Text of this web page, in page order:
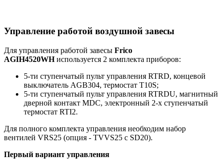
Управление работой воздушной завесы
Для управления работой завесы Frico
AGIH4520WHиспользуется 2 комплекта приборов:
5-ти ступенчатый пульт управления RTRD, концевой
выключатель AGB304, термостат T10S;
5-ти ступенчатый пульт управления RTRDU, магнитный
дверной контакт MDC, электронный 2-х ступенчатый
термостат RTI2.
Для полного комплекта управления необходим набор
вентилей VRS25 (опция - TVVS25 c SD20).
Первый вариант управления